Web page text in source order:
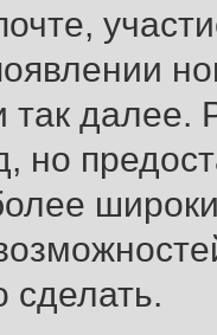
далее.
но
сделать.